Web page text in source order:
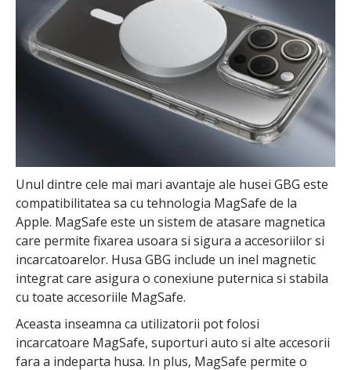
Unul dintre cele mai mari avantaje ale husei GBG este
compatibilitatea sa cu tehnologia MagSafe de la
Apple. MagSafe este un sistem de atasare magnetica
care permite fixarea usoara si sigura a accesoriilor si
incarcatoarelor. Husa GBG include un inel magnetic
integrat care asigura o conexiune puternica si stabila
cu toate accesoriile MagSafe.
Aceasta inseamna ca utilizatorii pot folosi
incarcatoare MagSafe, suporturi auto si alte accesorii
fara a indeparta husa. In plus, MagSafe permite o